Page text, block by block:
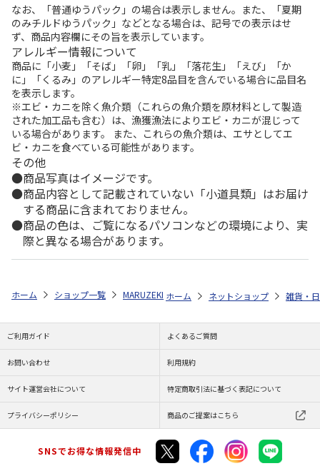
なお、「普通ゆうパック」の場合は表示しません。また、「夏期
のみチルドゆうパック」などとなる場合は、記号での表示はせ
ず、商品内容欄にその旨を表示しています。
アレルギー情報について
商品に「小麦」「そば」「卵」「乳」「落花生」「えび」「か
に」「くるみ」のアレルギー特定8品目を含んでいる場合に品目名
を表示します。
※エビ・カニを除く魚介類（これらの魚介類を原材料として製造
された加工品も含む）は、漁獲漁法によりエビ・カニが混じって
いる場合があります。 また、これらの魚介類は、エサとしてエ
ビ・カニを食べている可能性があります。
その他
商品写真はイメージです。
商品内容として記載されていない「小道具類」はお届け
する商品に含まれておりません。
商品の色は、ご覧になるパソコンなどの環境により、実
際と異なる場合があります。
ホーム ショップ一覧 MARUZEKI カオル<KAORU>オリジナルシリー
ホーム ネットショップ 雑貨・
ご利用ガイド よくあるご質問
お問い合わせ 利用規約
サイト運営会社について 特定商取引法に基づく表記について
プライバシーポリシー 商品のご提案はこちら
SNSでお得な情報発信中